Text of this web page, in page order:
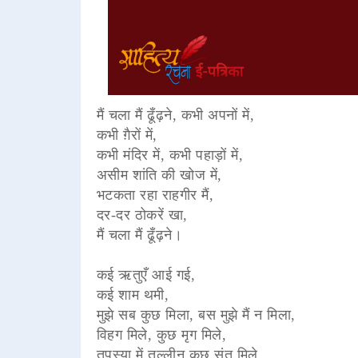
मैं चला मैं ढूँढ़ने, कभी अपनों में,
कभी ग़ैरों में,
कभी मंदिर में, कभी पहाड़ों में,
असीम शांति की खोज में,
भटकता रहा राहगीर मैं,
दर-दर ठोकरें खा,
मैं चला मैं ढूँढ़ने।
कई ऋतुएँ आई गई,
कई शाम थमी,
मुझे सब कुछ मिला, बस मुझे मैं न मिला,
विहग मिले, कुछ मृग मिले,
तपस्या में तल्लीन कुछ संत मिले,